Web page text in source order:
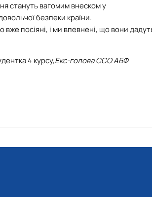
стануть вагомим внеском у
безпеки країни.
вже посіяні, і ми впевнені, що вони
4 курсу,Екс-голова ССО АБФ